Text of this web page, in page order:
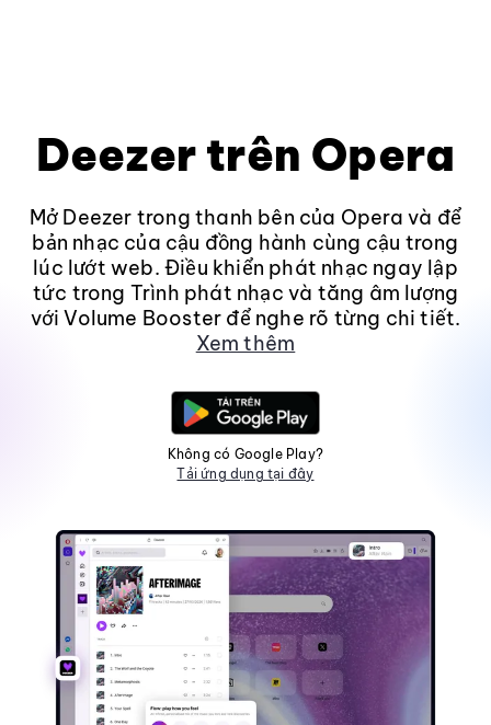
Deezer trên Opera
Mở Deezer trong thanh bên của Opera và để
bản nhạc của cậu đồng hành cùng cậu trong
lúc lướt web. Điều khiển phát nhạc ngay lập
tức trong Trình phát nhạc và tăng âm lượng
với Volume Booster để nghe rõ từng chi tiết.
Xem thêm
Không có Google Play?
Tải ứng dụng tại đây